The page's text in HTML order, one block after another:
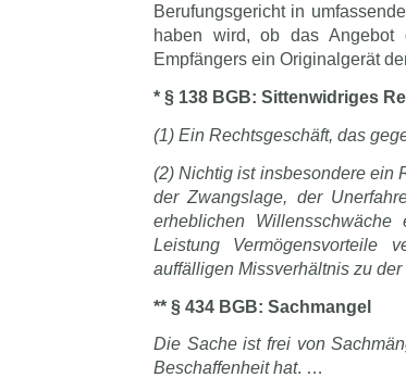
Berufungsgericht in
haben wird, ob das Angebot
Empfängers ein Originalgerät
* § 138 BGB: Sittenwidriges
(1) Ein Rechtsgeschäft, das
(2) Nichtig ist insbesondere ein
der Zwangslage, der
erheblichen
Leistung Vermögensvorteile
auffälligen Missverhältnis zu
** § 434 BGB: Sachmangel
Die Sache ist frei von
Beschaffenheit hat. …